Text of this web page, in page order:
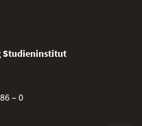
Studieninstitut
– 0